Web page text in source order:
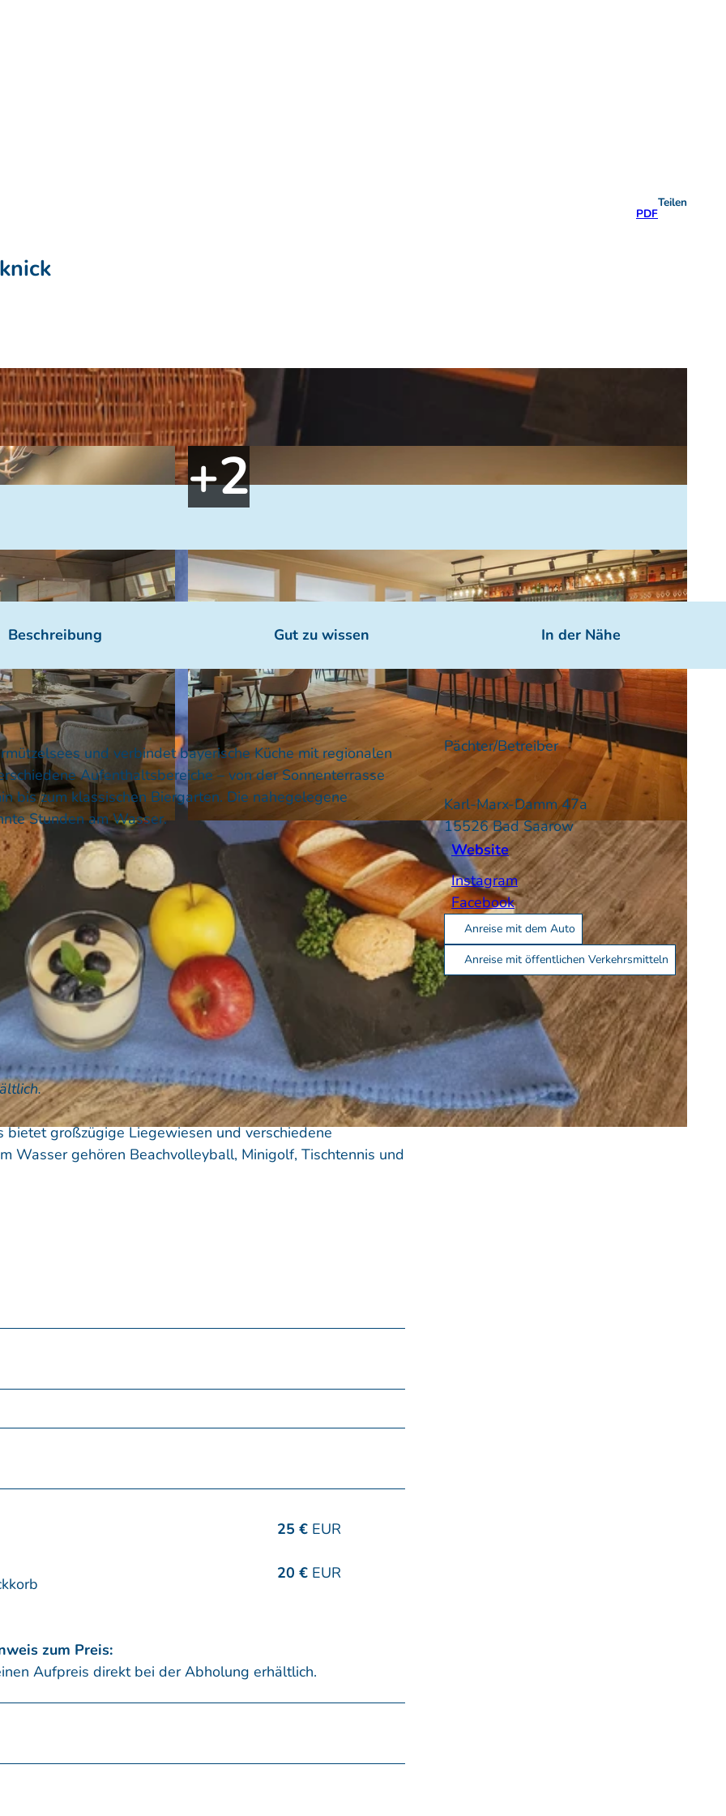
PDF
Teilen
© Artprojekt Entwicklungen GmbH
Beschreibung Gut zu wissen In der Nähe
und verbindet bayerische Küche mit regionalen
Aufenthaltsbereiche – von der Sonnenterrasse
bis zum klassischen Biergarten. Die nahegelegene
Stunden am Wasser.
bietet großzügige Liegewiesen und verschiedene
Wasser gehören Beachvolleyball, Minigolf, Tischtennis und
25 €EUR
20 € EUR
zum Preis:
Aufpreis direkt bei der Abholung erhältlich.
Pächter/Betreiber
Karl-Marx-Damm 47a
15526Bad Saarow
Website
Instagram
Facebook
Anreise mit dem Auto
Anreise mit öffentlichen Verkehrsmitteln